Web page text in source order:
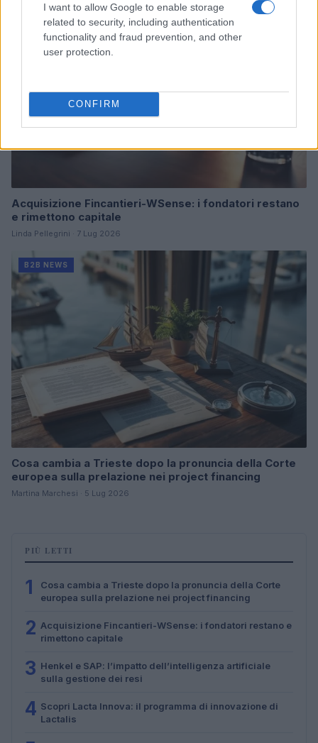
I want to allow Google to enable storage
related to security, including authentication
functionality and fraud prevention, and other
user protection.
CONFIRM
B2B NEWS
Acquisizione Fincantieri-WSense: i fondatori restano
e rimettono capitale
Linda Pellegrini · 7 Lug 2026
B2B NEWS
Cosa cambia a Trieste dopo la pronuncia della Corte
europea sulla prelazione nei project financing
Martina Marchesi · 5 Lug 2026
PIÙ LETTI
1
Cosa cambia a Trieste dopo la pronuncia della Corte
europea sulla prelazione nei project financing
2 Acquisizione Fincantieri-WSense: i fondatori restano e
rimettono capitale
3 Henkel e SAP: l’impatto dell’intelligenza artificiale
sulla gestione dei resi
4 Scopri Lacta Innova: il programma di innovazione di
Lactalis